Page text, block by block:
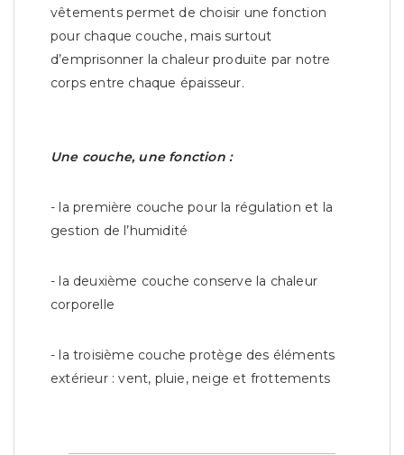
vêtements permet de choisir une fonction
pour chaque couche, mais surtout
d’emprisonner la chaleur produite par notre
corps entre chaque épaisseur.
Une couche, une fonction :
- la première couche pour la régulation et la
gestion de l’humidité
- la deuxième couche conserve la chaleur
corporelle
- la troisième couche protège des éléments
extérieur : vent, pluie, neige et frottements